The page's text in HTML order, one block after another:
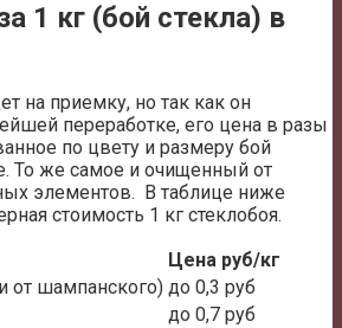
1 кг (бой стекла) в
на приемку, но так как он
переработке, его цена в разы
по цвету и размеру бой
То же самое и очищенный от
элементов. В таблице ниже
стоимость 1 кг стеклобоя.
Цена руб/кг
от шампанского) до 0,3 руб
до 0,7 руб